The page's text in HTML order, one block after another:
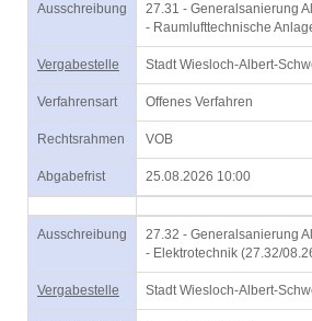
Ausschreibung
27.31 - Generalsanierung
- Raumlufttechnische
Vergabestelle Stadt Wiesloch-Albert-
Verfahrensart Offenes Verfahren
Rechtsrahmen VOB
Abgabefrist 25.08.2026 10:00
Ausschreibung
27.32 - Generalsanierung
- Elektrotechnik (27.32/
Vergabestelle Stadt Wiesloch-Albert-